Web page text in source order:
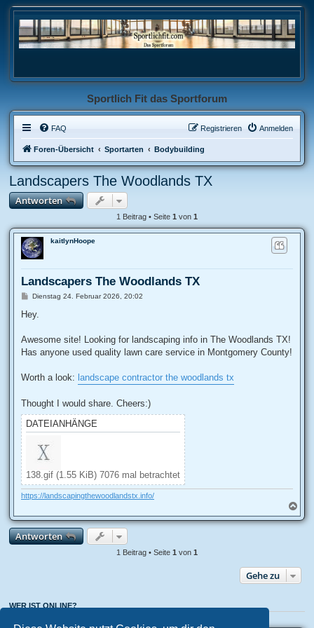
Sportlich Fit das Sportforum
FAQ Anmelden
Registrieren
Foren-Übersicht Sportarten Bodybuilding
Landscapers The Woodlands TX
Antworten
1 Beitrag • Seite 1 von 1
kaitlynHoope
Landscapers The Woodlands TX
B
i
a
Dienstag 24. Februar 2026, 20:02
Hey.
Awesome site! Looking for landscaping info in The Woodlands TX!
Has anyone used quality lawn care service in Montgomery County!
Worth a look: landscape contractor the woodlands tx
Thought I would share. Cheers:)
DATEIANHÄNGE
138.gif (1.55 KiB) 7076 mal betrachtet
https://landscapingthewoodlandstx.info/
a
c
Antworten
1 Beitrag • Seite 1 von 1
Gehe zu
WER IST ONLINE?